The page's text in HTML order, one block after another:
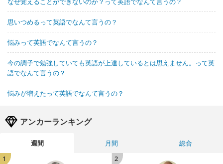
思いつめるって英語でなんて言うの？
悩みって英語でなんて言うの？
今の調子で勉強していても英語が上達しているとは思えません。って英
語でなんて言うの？
悩みが増えたって英語でなんて言うの？
アンカーランキング
週間 月間
総合
1
2